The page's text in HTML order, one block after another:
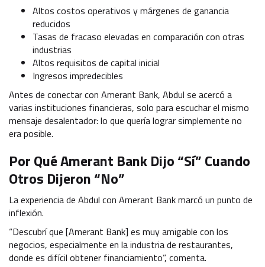
Altos costos operativos y márgenes de ganancia
reducidos
Tasas de fracaso elevadas en comparación con otras
industrias
Altos requisitos de capital inicial
Ingresos impredecibles
Antes de conectar con Amerant Bank, Abdul se acercó a
varias instituciones financieras, solo para escuchar el mismo
mensaje desalentador: lo que quería lograr simplemente no
era posible.
Por Qué Amerant Bank Dijo “Sí” Cuando
Otros Dijeron “No”
La experiencia de Abdul con Amerant Bank marcó un punto de
inflexión.
“Descubrí que [Amerant Bank] es muy amigable con los
negocios, especialmente en la industria de restaurantes,
donde es difícil obtener financiamiento”, comenta.